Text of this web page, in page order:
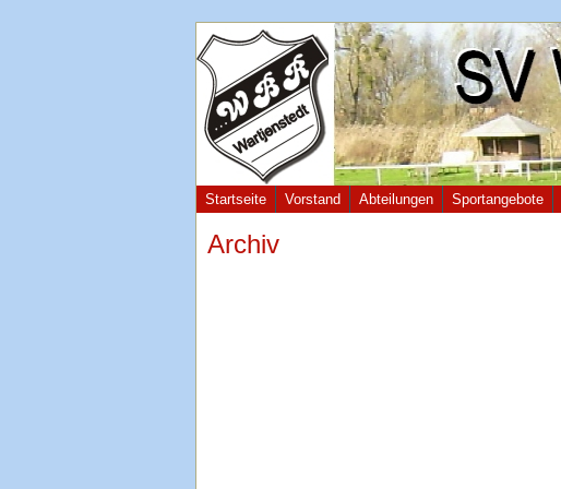
Startseite Vorstand Abteilungen Sportangebote
Archiv